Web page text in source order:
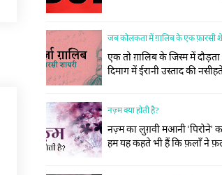
revolutions that have
society. This did not,
easily to the poets.
एक तो ग़ालिब के जिस्म में
दिमाग में ईरानी उस्ताद की
उनके खाने पीने, उठने बैठनें, बात
और सोचने समझने का अंदाज तक
गया।
नज़्म क्या होती है?
नज़्म का लुग़वी मआनी ‘पिरोने’
हम यह कहते भी हैं कि फ़लाँ ने